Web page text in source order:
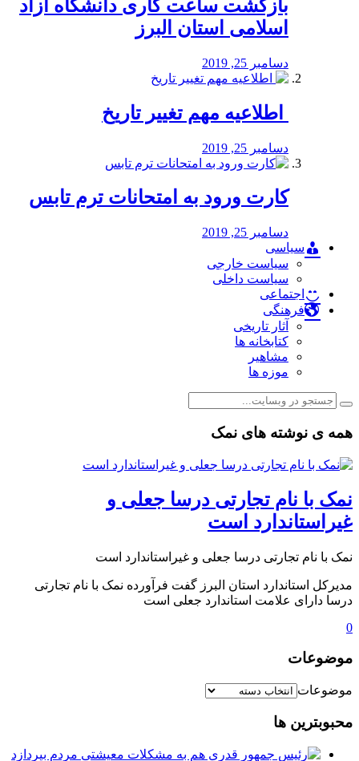
بازگشت ساعت کاری دانشگاه آزاد
اسلامی استان البرز
دسامبر 25, 2019
️ اطلاعیه مهم تغییر تاریخ
دسامبر 25, 2019
کارت ورود به امتحانات ترم تابس
دسامبر 25, 2019
سیاسی
سیاست خارجی
سیاست داخلی
اجتماعی
فرهنگی
آثار تاریخی
کتابخانه ها
مشاهیر
موزه ها
همه ی نوشته های نمک
️نمک با نام تجارتی درسا جعلی و
غیراستاندارد است
️نمک با نام تجارتی درسا جعلی و غیراستاندارد است
مدیرکل استاندارد استان البرز گفت فرآورده نمک با نام تجارتی
درسا دارای علامت استاندارد جعلی است
0
موضوعات
موضوعات
محبوبترین ها